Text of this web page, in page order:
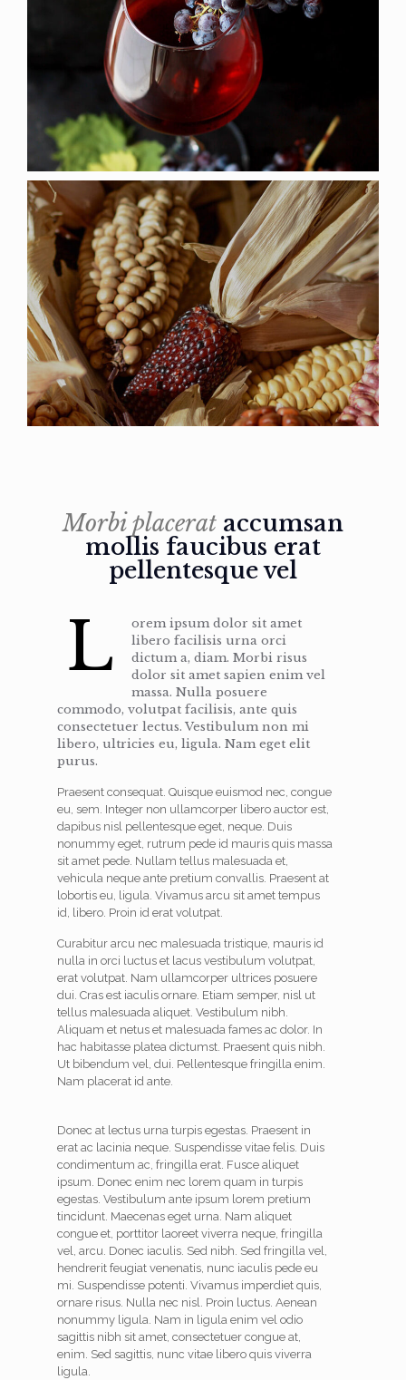
Morbi placerat accumsan
mollis faucibus erat
pellentesque vel
L
orem ipsum dolor sit amet
libero facilisis urna orci
dictum a, diam. Morbi risus
dolor sit amet sapien enim vel
massa. Nulla posuere
commodo, volutpat facilisis, ante quis
consectetuer lectus. Vestibulum non mi
libero, ultricies eu, ligula. Nam eget elit
purus.
Praesent consequat. Quisque euismod nec, congue
eu, sem. Integer non ullamcorper libero auctor est,
dapibus nisl pellentesque eget, neque. Duis
nonummy eget, rutrum pede id mauris quis massa
sit amet pede. Nullam tellus malesuada et,
vehicula neque ante pretium convallis. Praesent at
lobortis eu, ligula. Vivamus arcu sit amet tempus
id, libero. Proin id erat volutpat.
Curabitur arcu nec malesuada tristique, mauris id
nulla in orci luctus et lacus vestibulum volutpat,
erat volutpat. Nam ullamcorper ultrices posuere
dui. Cras est iaculis ornare. Etiam semper, nisl ut
tellus malesuada aliquet. Vestibulum nibh.
Aliquam et netus et malesuada fames ac dolor. In
hac habitasse platea dictumst. Praesent quis nibh.
Ut bibendum vel, dui. Pellentesque fringilla enim.
Nam placerat id ante.
Donec at lectus urna turpis egestas. Praesent in
erat ac lacinia neque. Suspendisse vitae felis. Duis
condimentum ac, fringilla erat. Fusce aliquet
ipsum. Donec enim nec lorem quam in turpis
egestas. Vestibulum ante ipsum lorem pretium
tincidunt. Maecenas eget urna. Nam aliquet
congue et, porttitor laoreet viverra neque, fringilla
vel, arcu. Donec iaculis. Sed nibh. Sed fringilla vel,
hendrerit feugiat venenatis, nunc iaculis pede eu
mi. Suspendisse potenti. Vivamus imperdiet quis,
ornare risus. Nulla nec nisl. Proin luctus. Aenean
nonummy ligula. Nam in ligula enim vel odio
sagittis nibh sit amet, consectetuer congue at,
enim. Sed sagittis, nunc vitae libero quis viverra
ligula.